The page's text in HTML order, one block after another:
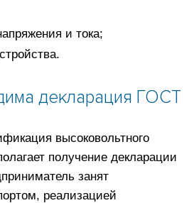
и тока;
декларация ГОСТ
высоковольтного
получение декларации
занят
реализацией